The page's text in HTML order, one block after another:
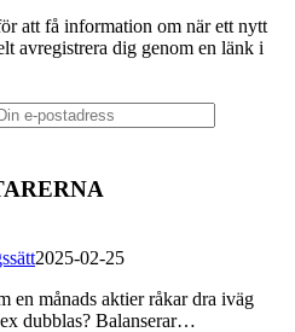
att få information om när ett nytt
avregistrera dig genom en länk i
2025-02-25
en månads aktier råkar dra iväg
dubblas? Balanserar…